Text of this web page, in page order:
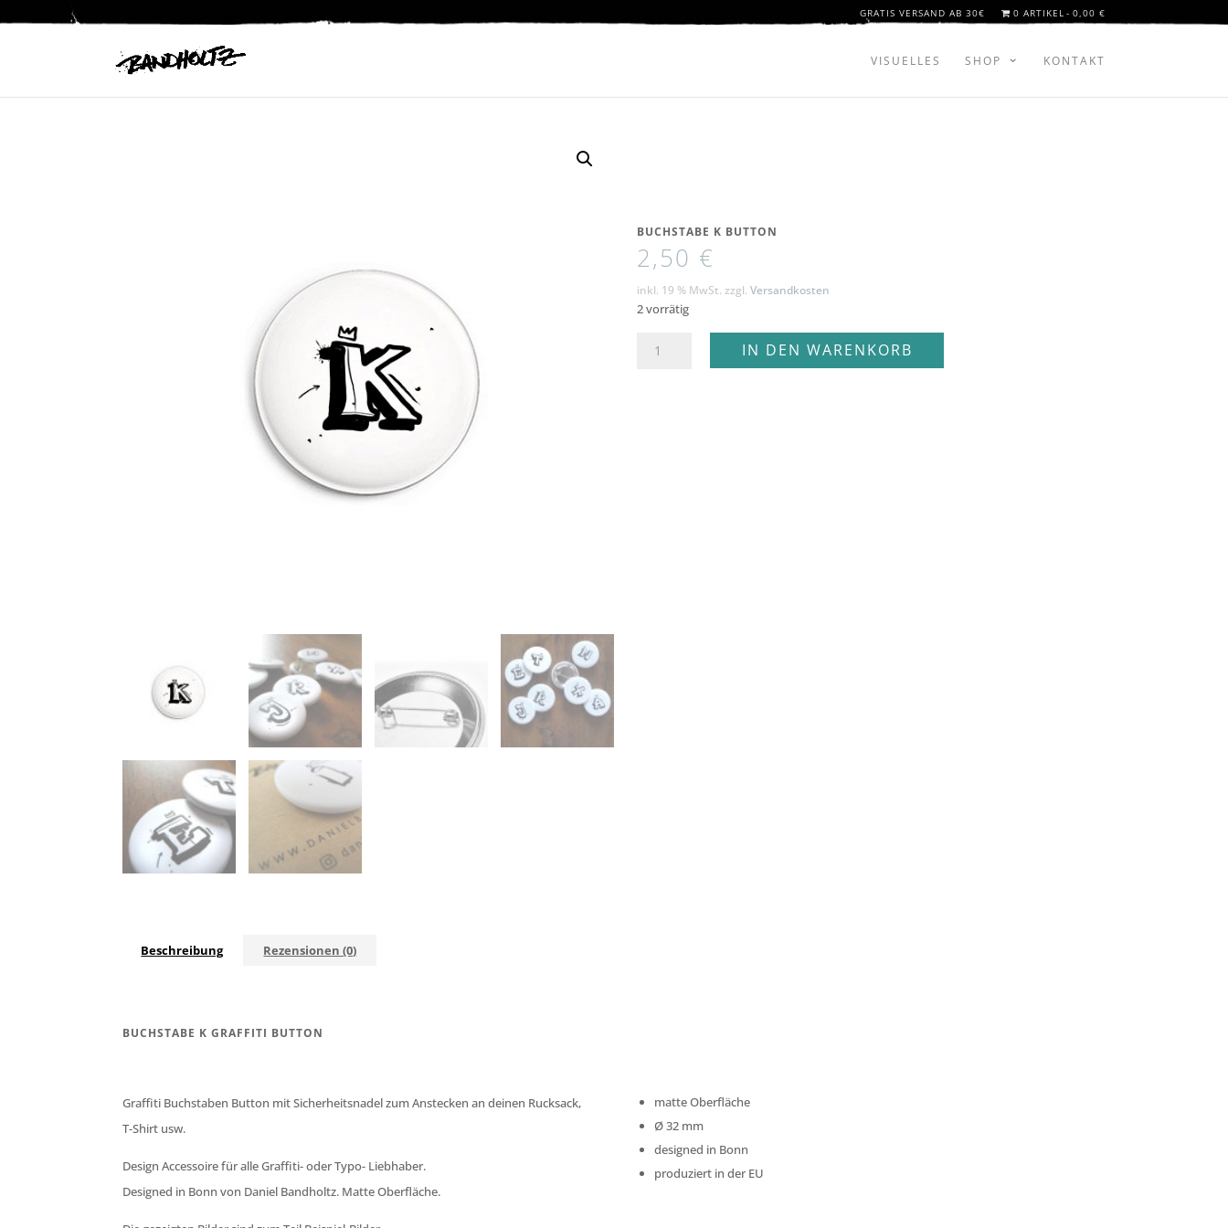
GRATIS VERSAND AB 30€ 0 ARTIKEL 0,00 €
VISUELLES SHOP KONTAKT
BUCHSTABE K BUTTON
2,50 €
inkl. 19 % MwSt. zzgl. Versandkosten
2 vorrätig
Buchstabe
IN DEN WARENKORB
Beschreibung Rezensionen (0)
BUCHSTABE K GRAFFITI BUTTON
Graffiti Buchstaben Button mit Sicherheitsnadel zum Anstecken an deinen Rucksack,
T-Shirt usw.
Design Accessoire für alle Graffiti- oder Typo- Liebhaber.
Designed in Bonn von Daniel Bandholtz. Matte Oberfläche.
matte Oberfläche
Ø32 mm
designed in Bonn
produziert in der EU